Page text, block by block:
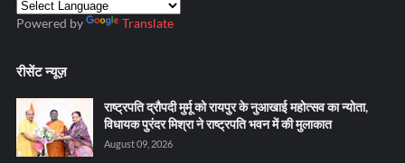
Powered by Translate
रीसेंट न्यूज़
राष्ट्रपति द्रौपदी मुर्मू को रायपुर के नुआखाई महोत्सव का न्योता,
विधायक पुरंदर मिश्रा ने राष्ट्रपति भवन में की मुलाकात
August 09, 2026